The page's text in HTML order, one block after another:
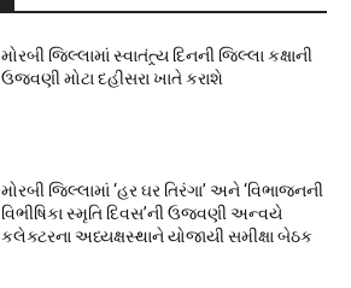
મોરબી જિલ્લામાં સ્વાતંત્ર્ય દિનની જિલ્લા કક્ષાની
ઉજવણી મોટા દહીસરા ખાતે કરાશે
મોરબી જિલ્લામાં ‘હર ઘર તિરંગા’ અને ‘વિભાજનની
વિભીષિકા સ્મૃતિ દિવસ’ની ઉજવણી અન્વયે
કલેક્ટરના અધ્યક્ષસ્થાને યોજાયી સમીક્ષા બેઠક